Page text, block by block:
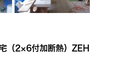
（2×6付加断熱）ZEH